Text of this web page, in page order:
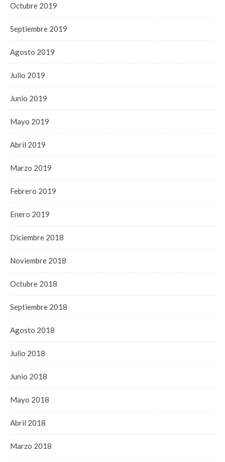
Octubre 2019
Septiembre 2019
Agosto 2019
Julio 2019
Junio 2019
Mayo 2019
Abril 2019
Marzo 2019
Febrero 2019
Enero 2019
Diciembre 2018
Noviembre 2018
Octubre 2018
Septiembre 2018
Agosto 2018
Julio 2018
Junio 2018
Mayo 2018
Abril 2018
Marzo 2018